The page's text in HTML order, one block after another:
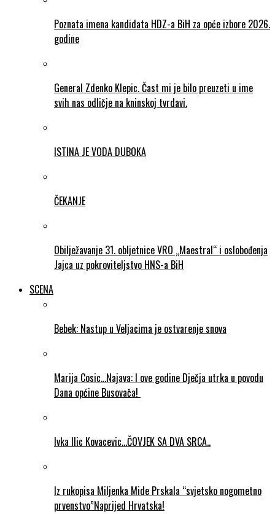
Poznata imena kandidata HDZ-a BiH za opće izbore 2026.
godine
General Zdenko Klepic. Čast mi je bilo preuzeti u ime
svih nas odličje na kninskoj tvrdavi.
ISTINA JE VODA DUBOKA
ČEKANJE
Obilježavanje 31. obljetnice VRO „Maestral“ i oslobođenja
Jajca uz pokroviteljstvo HNS-a BiH
SCENA
Bebek: Nastup u Veljacima je ostvarenje snova
Marija Cosic…Najava: I ove godine Dječja utrka u povodu
Dana općine Busovača!
Ivka Ilic Kovacevic…ČOVJEK SA DVA SRCA..
Iz rukopisa Miljenka Mide Prskala “svjetsko nogometno
prvenstvo”Naprijed Hrvatska!